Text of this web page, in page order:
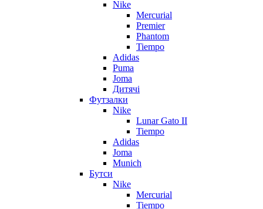
Nike
Mercurial
Premier
Phantom
Tiempo
Adidas
Puma
Joma
Дитячі
Футзалки
Nike
Lunar Gato II
Tiempo
Adidas
Joma
Munich
Бутси
Nike
Mercurial
Tiempo